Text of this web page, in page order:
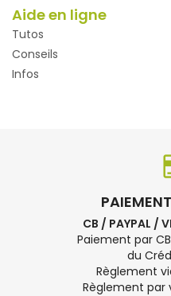
Aide en ligne
Tutos
Conseils
Infos
CB / PAYPAL /
Paiement par
du
Règlement
Règlement par